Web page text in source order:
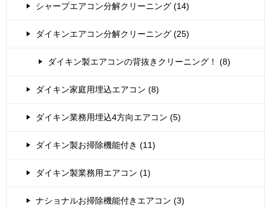
シャープエアコン分解クリーニング (14)
ダイキンエアコン分解クリーニング (25)
ダイキン製エアコンの背抜きクリーニング！ (8)
ダイキン家庭用埋込エアコン (8)
ダイキン業務用埋込4方向エアコン (5)
ダイキン製お掃除機能付き (11)
ダイキン製業務用エアコン (1)
ナショナルお掃除機能付きエアコン (3)